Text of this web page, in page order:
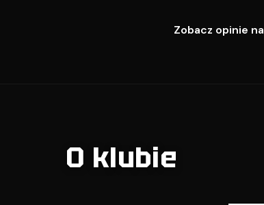
Zobacz opinie na
O klubie